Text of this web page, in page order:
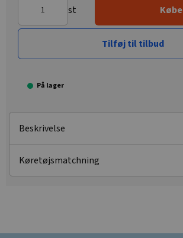
st Købe
Tilføj til tilbud
På lager
Beskrivelse
Køretøjsmatchning